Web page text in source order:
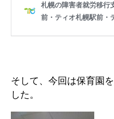
そして、今回は保育園
した。